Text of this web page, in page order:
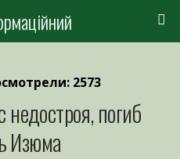
2573
недостроя, погиб
Изюма